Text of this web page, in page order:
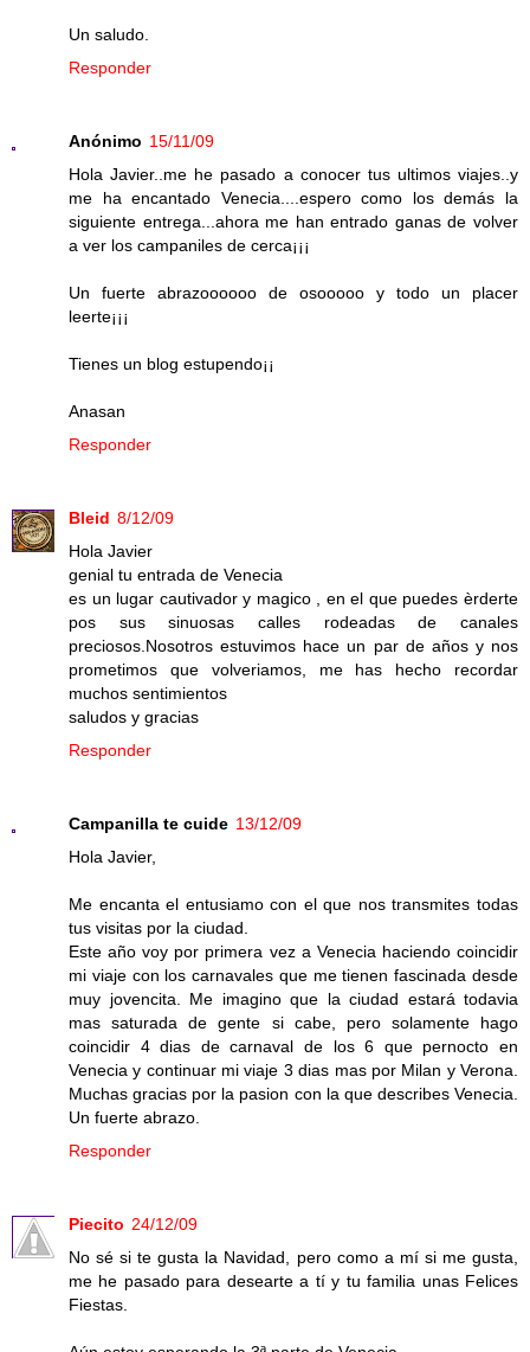
Un saludo.
Responder
Anónimo 15/11/09
Hola Javier..me he pasado a conocer tus ultimos viajes..y
me ha encantado Venecia....espero como los demás la
siguiente entrega...ahora me han entrado ganas de volver
a ver los campaniles de cerca¡¡¡
Un fuerte abrazoooooo de osooooo y todo un placer
leerte¡¡¡
Tienes un blog estupendo¡¡
Anasan
Responder
Bleid 8/12/09
Hola Javier
genial tu entrada de Venecia
es un lugar cautivador y magico , en el que puedes èrderte
pos sus sinuosas calles rodeadas de canales
preciosos.Nosotros estuvimos hace un par de años y nos
prometimos que volveriamos, me has hecho recordar
muchos sentimientos
saludos y gracias
Responder
Campanilla te cuide 13/12/09
Hola Javier,
Me encanta el entusiamo con el que nos transmites todas
tus visitas por la ciudad.
Este año voy por primera vez a Venecia haciendo coincidir
mi viaje con los carnavales que me tienen fascinada desde
muy jovencita. Me imagino que la ciudad estará todavia
mas saturada de gente si cabe, pero solamente hago
coincidir 4 dias de carnaval de los 6 que pernocto en
Venecia y continuar mi viaje 3 dias mas por Milan y Verona.
Muchas gracias por la pasion con la que describes Venecia.
Un fuerte abrazo.
Responder
Piecito 24/12/09
No sé si te gusta la Navidad, pero como a mí si me gusta,
me he pasado para desearte a tí y tu familia unas Felices
Fiestas.